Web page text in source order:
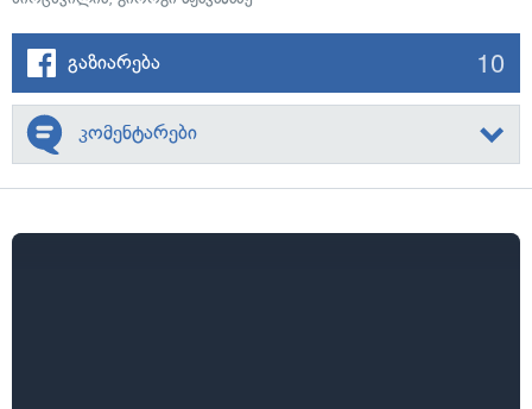
გაზიარება 10
კომენტარები